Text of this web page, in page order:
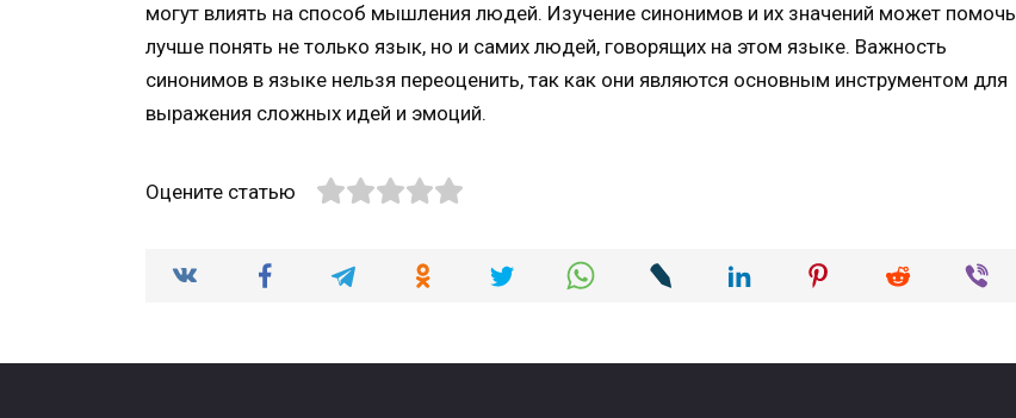
могут влиять на способ мышления людей. Изучение синонимов и их значений может помочь
лучше понять не только язык, но и самих людей, говорящих на этом языке. Важность
синонимов в языке нельзя переоценить, так как они являются основным инструментом для
выражения сложных идей и эмоций.
Оцените статью